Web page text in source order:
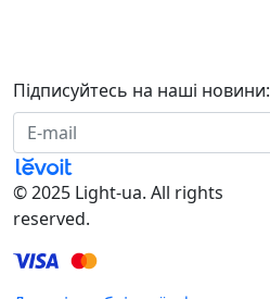
Підписуйтесь на наші новини:
© 2025 Light-ua. All rights
reserved.